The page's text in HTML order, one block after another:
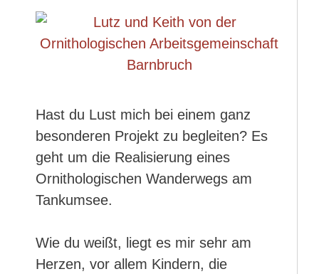
Hast du Lust mich bei einem ganz
besonderen Projekt zu begleiten? Es
geht um die Realisierung eines
Ornithologischen Wanderwegs am
Tankumsee.
Wie du weißt, liegt es mir sehr am
Herzen, vor allem Kindern, die